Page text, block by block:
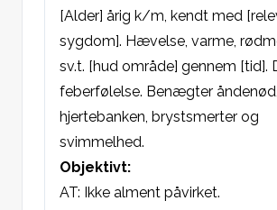
[Alder] årig k/m, kendt med
sygdom]. Hævelse, varme,
sv.t. [hud område] gennem [tid].
feberfølelse. Benægter åndenød,
hjertebanken, brystsmerter og
svimmelhed.
Objektivt:
AT: Ikke alment påvirket.